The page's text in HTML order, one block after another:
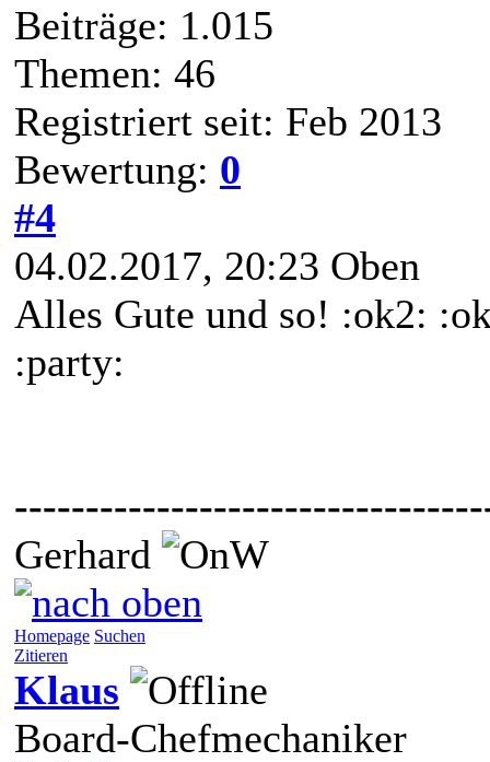
Beiträge: 1.015
Themen: 46
Registriert seit: Feb 2013
Bewertung: 0
#4
04.02.2017, 20:23 Oben
Alles Gute und so! :ok2:
:party:
Gerhard
Homepage Suchen
Zitieren
Klaus
Board-Chefmechaniker